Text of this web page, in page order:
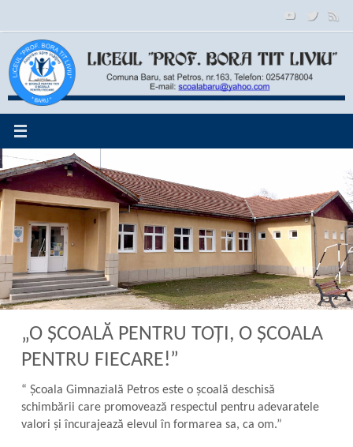
la
conținut
„O ŞCOALĂ PENTRU TOȚI, O ȘCOALA
PENTRU FIECARE!”
“ Școala Gimnazială Petros este o școală deschisă
schimbării care promovează respectul pentru adevaratele
valori și încurajează elevul în formarea sa, ca om.”